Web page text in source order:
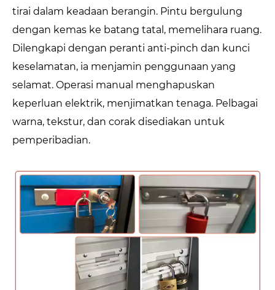
tirai dalam keadaan berangin. Pintu bergulung
dengan kemas ke batang tatal, memelihara ruang.
Dilengkapi dengan peranti anti-pinch dan kunci
keselamatan, ia menjamin penggunaan yang
selamat. Operasi manual menghapuskan
keperluan elektrik, menjimatkan tenaga. Pelbagai
warna, tekstur, dan corak disediakan untuk
pemperibadian.